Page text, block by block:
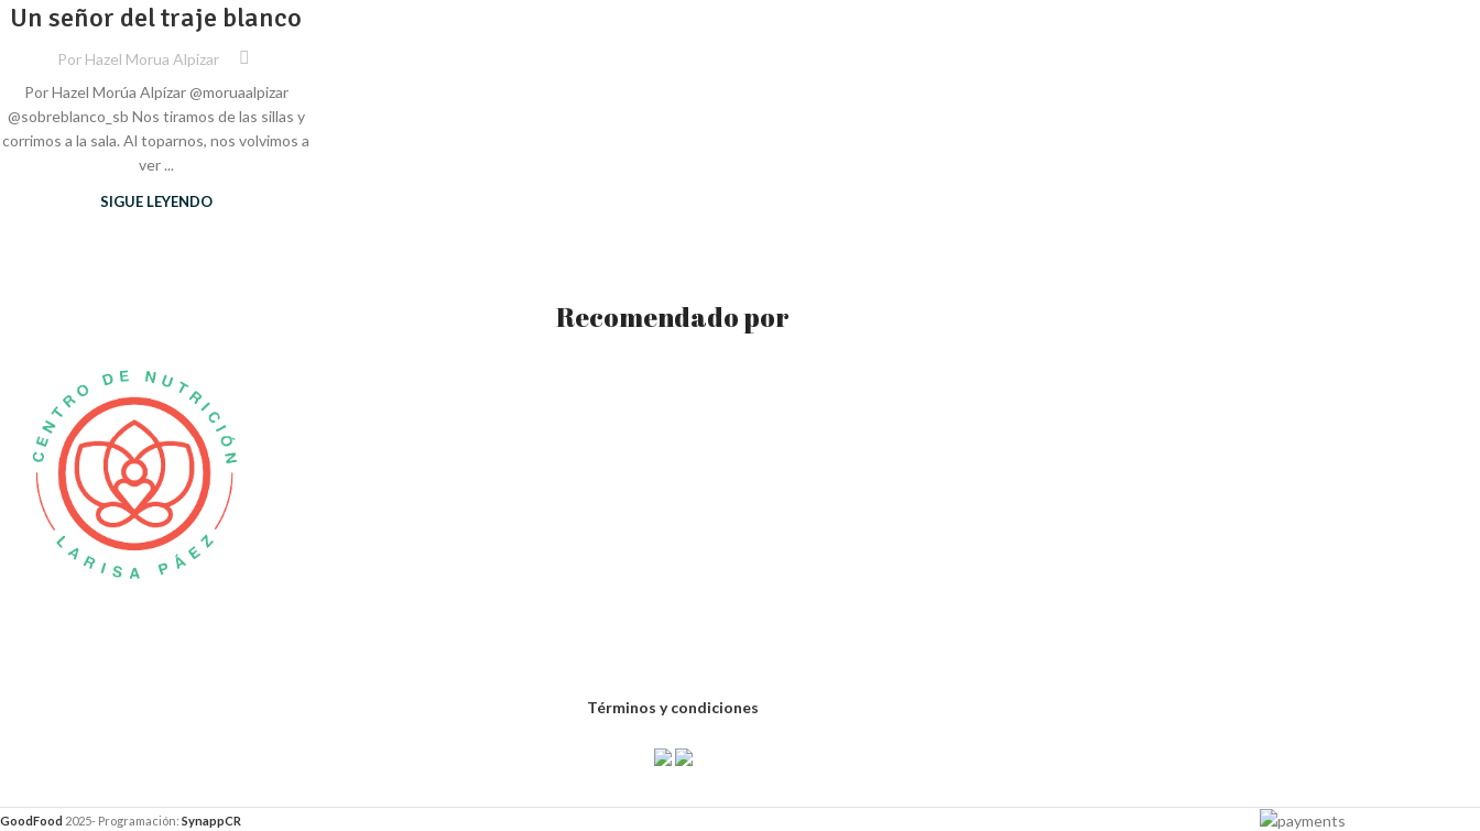
Un señor del traje blanco
Por Hazel Morua Alpizar
Por Hazel Morúa Alpízar @moruaalpizar
@sobreblanco_sb Nos tiramos de las sillas y
corrimos a la sala. Al toparnos, nos volvimos a
ver ...
SIGUE LEYENDO
Recomendado por
Términos y condiciones
GoodFood 2025- Programación: SynappCR